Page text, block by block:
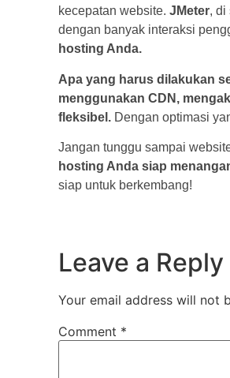
kecepatan website. JMeter, di
dengan banyak interaksi
hosting Anda.
Apa yang harus dilakukan
menggunakan CDN,
fleksibel. Dengan optimasi
Jangan tunggu sampai
hosting Anda siap
siap untuk berkembang!
Leave a Reply
Your email address will not
Comment *